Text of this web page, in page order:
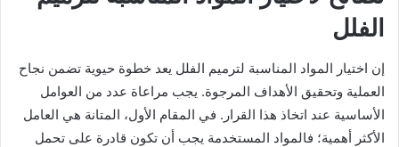
الفلل
إن اختيار المواد المناسبة لترميم الفلل يعد خطوة حيوية تضمن نجاح
العملية وتحقيق الأهداف المرجوة. يجب مراعاة عدد من العوامل
الأساسية عند اتخاذ هذا القرار. في المقام الأول، المتانة هي العامل
الأكثر أهمية؛ فالمواد المستخدمة يجب أن تكون قادرة على تحمل